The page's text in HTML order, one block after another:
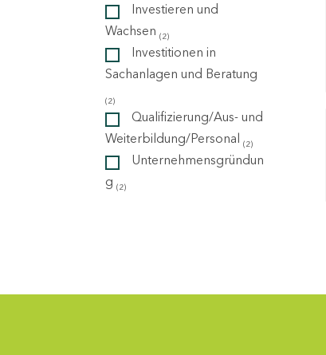
Investieren und
Wachsen (2)
Investitionen in
Sachanlagen und Beratung
(2)
Qualifizierung/Aus- und
Weiterbildung/Personal (2)
Unternehmensgründun
g (2)